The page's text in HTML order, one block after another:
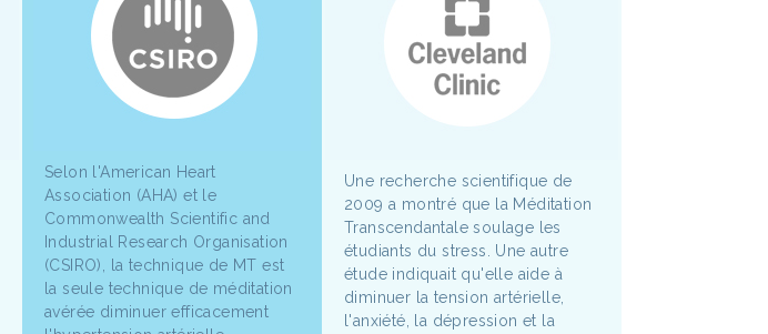
Selon l'American Heart
Association (AHA) et le
Commonwealth Scientific and
Industrial Research Organisation
(CSIRO), la technique de MT est
la seule technique de méditation
avérée diminuer efficacement
Une recherche scientifique de
2009 a montré que la Méditation
Transcendantale soulage les
étudiants du stress. Une autre
étude indiquait qu'elle aide à
diminuer la tension artérielle,
l'anxiété, la dépression et la